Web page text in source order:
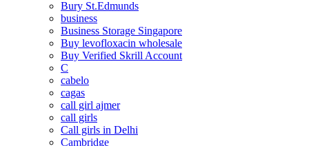
Bury St.Edmunds
business
Business Storage Singapore
Buy levofloxacin wholesale
Buy Verified Skrill Account
C
cabelo
cagas
call girl ajmer
call girls
Call girls in Delhi
Cambridge